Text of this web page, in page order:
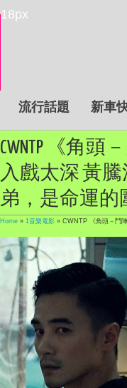
18px
流行話題 新車
CWNTP 《角
入戲太深 黃
弟，是命運的
Home » 1音樂電影 » CWNTP 《角頭－鬥